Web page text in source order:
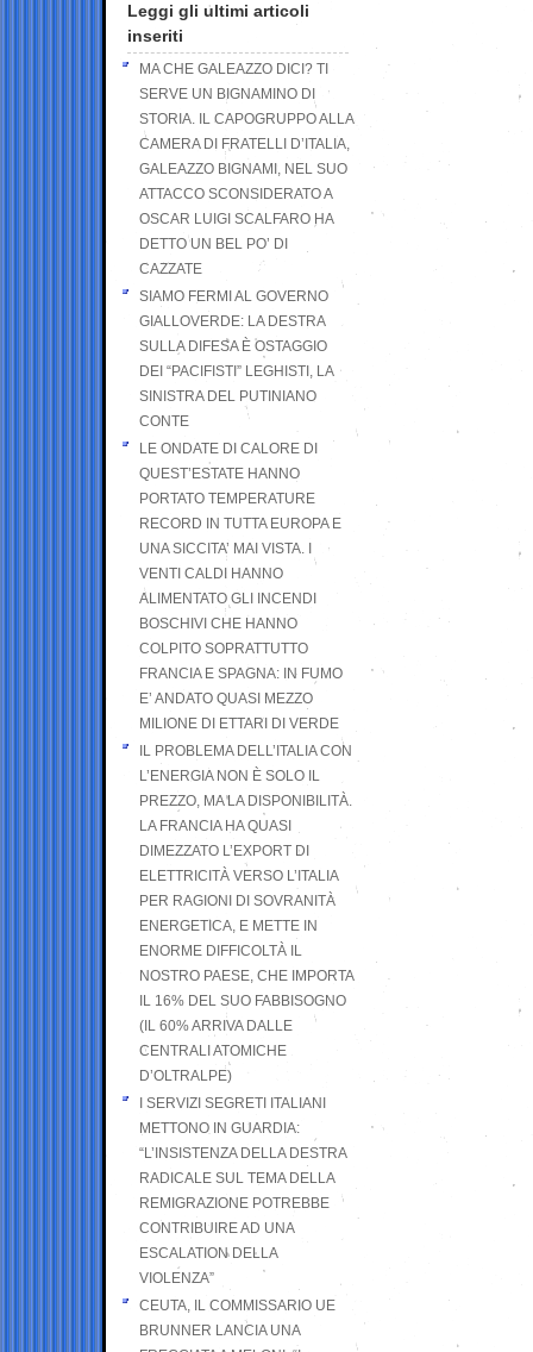
Leggi gli ultimi articoli
inseriti
MA CHE GALEAZZO DICI? TI
SERVE UN BIGNAMINO DI
STORIA. IL CAPOGRUPPO ALLA
CAMERA DI FRATELLI D’ITALIA,
GALEAZZO BIGNAMI, NEL SUO
ATTACCO SCONSIDERATO A
OSCAR LUIGI SCALFARO HA
DETTO UN BEL PO’ DI
CAZZATE
SIAMO FERMI AL GOVERNO
GIALLOVERDE: LA DESTRA
SULLA DIFESA È OSTAGGIO
DEI “PACIFISTI” LEGHISTI, LA
SINISTRA DEL PUTINIANO
CONTE
LE ONDATE DI CALORE DI
QUEST’ESTATE HANNO
PORTATO TEMPERATURE
RECORD IN TUTTA EUROPA E
UNA SICCITA’ MAI VISTA. I
VENTI CALDI HANNO
ALIMENTATO GLI INCENDI
BOSCHIVI CHE HANNO
COLPITO SOPRATTUTTO
FRANCIA E SPAGNA: IN FUMO
E’ ANDATO QUASI MEZZO
MILIONE DI ETTARI DI VERDE
IL PROBLEMA DELL’ITALIA CON
L’ENERGIA NON È SOLO IL
PREZZO, MA LA DISPONIBILITÀ.
LA FRANCIA HA QUASI
DIMEZZATO L’EXPORT DI
ELETTRICITÀ VERSO L’ITALIA
PER RAGIONI DI SOVRANITÀ
ENERGETICA, E METTE IN
ENORME DIFFICOLTÀ IL
NOSTRO PAESE, CHE IMPORTA
IL 16% DEL SUO FABBISOGNO
(IL 60% ARRIVA DALLE
CENTRALI ATOMICHE
D’OLTRALPE)
I SERVIZI SEGRETI ITALIANI
METTONO IN GUARDIA:
“L’INSISTENZA DELLA DESTRA
RADICALE SUL TEMA DELLA
REMIGRAZIONE POTREBBE
CONTRIBUIRE AD UNA
ESCALATION DELLA
VIOLENZA”
CEUTA, IL COMMISSARIO UE
BRUNNER LANCIA UNA